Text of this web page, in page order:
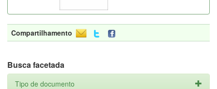
Compartilhamento
Busca facetada
Tipo de documento